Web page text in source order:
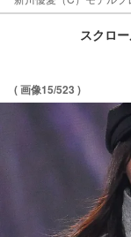
スクロ
( 画像15/523 )